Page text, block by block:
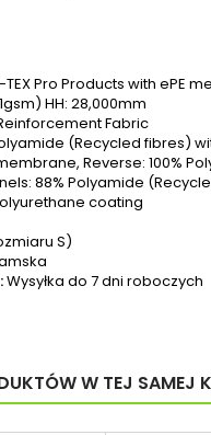
TEX Pro Products with ePE
HH: 28,000mm
Fabric
(Recycled fibres)
Reverse: 100%
88% Polyamide
coating
S)
Wysyłka do 7 dni roboczych
W TEJ SAMEJ